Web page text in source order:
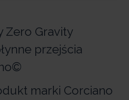
Zero Gravity
przejścia
marki Corciano